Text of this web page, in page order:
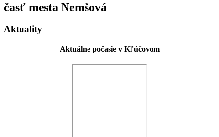
časť mesta Nemšová
Aktuality
Aktuálne počasie v Kľúčovom